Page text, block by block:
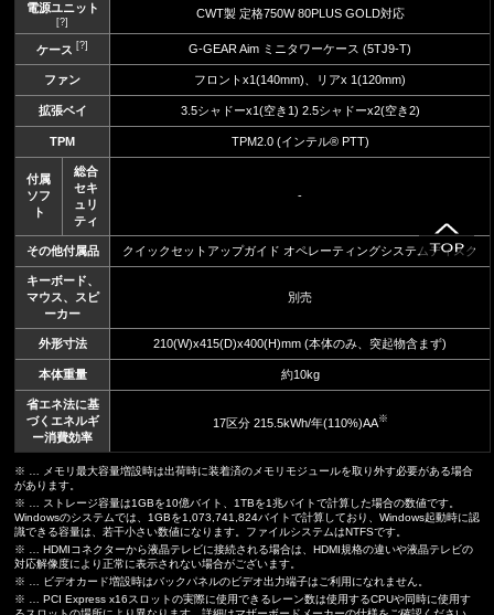
電源ユニット
[?]
CWT製 定格750W 80PLUS GOLD対応
ケース [?] G-GEAR Aim ミニタワーケース (5TJ9-T)
ファン フロントx1(140mm)、リアx 1(120mm)
拡張ベイ 3.5シャドーx1(空き1) 2.5シャドーx2(空き2)
TPM TPM2.0 (インテル® PTT)
付属
ソフ
ト
総合
セキ
ュリ
ティ
-
その他付属品 クイックセットアップガイド オペレーティングシステムディスク
キーボード、
マウス、スピ
ーカー
別売
外形寸法 210(W)x415(D)x400(H)mm (本体のみ、突起物含まず)
本体重量 約10kg
省エネ法に基
づくエネルギ
ー消費効率
17区分 215.5kWh/年(110%)AA※
※ … メモリ最大容量増設時は出荷時に装着済のメモリモジュールを取り外す必要がある場合
があります。
※ … ストレージ容量は1GBを10億バイト、1TBを1兆バイトで計算した場合の数値です。
Windowsのシステムでは、1GBを1,073,741,824バイトで計算しており、Windows起動時に認
識できる容量は、若干小さい数値になります。ファイルシステムはNTFSです。
※ … HDMIコネクターから液晶テレビに接続される場合は、HDMI規格の違いや液晶テレビの
対応解像度により正常に表示されない場合がございます。
※ … ビデオカード増設時はバックパネルのビデオ出力端子はご利用になれません。
※ … PCI Express x16スロットの実際に使用できるレーン数は使用するCPUや同時に使用す